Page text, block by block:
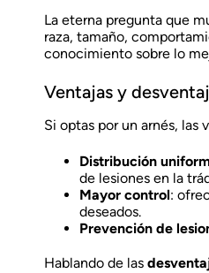
La eterna pregunta que
raza, tamaño,
conocimiento sobre lo
Ventajas y
Si optas por un arnés, las
Distribución
de lesiones en la
Mayor control:
deseados.
Prevención de
Hablando de las